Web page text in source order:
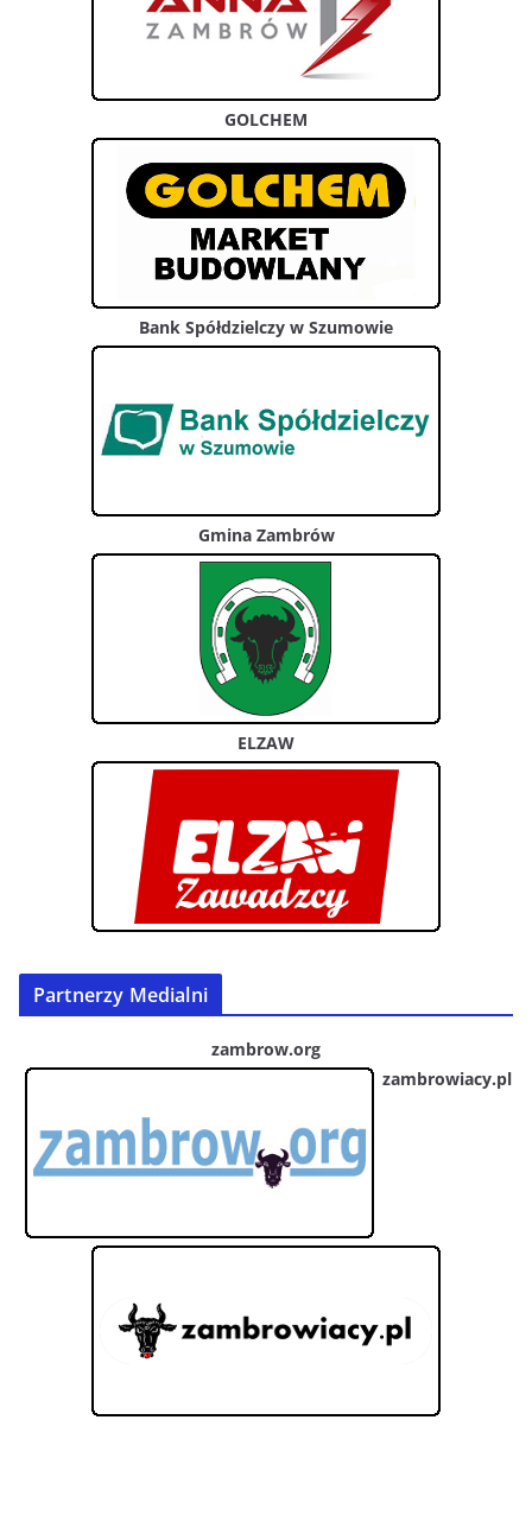
GOLCHEM
Bank Spółdzielczy w Szumowie
Gmina Zambrów
ELZAW
Partnerzy Medialni
zambrow.org
zambrowiacy.pl